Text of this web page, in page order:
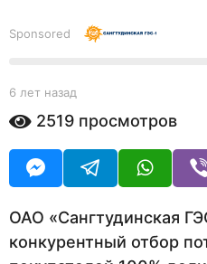
Sponsored
b
Y
6 лет назад
е
н
а
2519 просмотров
ОАО «Сангтудинская
конкурентный отбор